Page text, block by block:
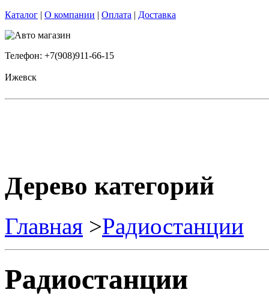
Каталог | О компании | Оплата | Доставка
Телефон: +7(908)911-66-15
Ижевск
Дерево категорий
Главная >Радиостанции
Радиостанции